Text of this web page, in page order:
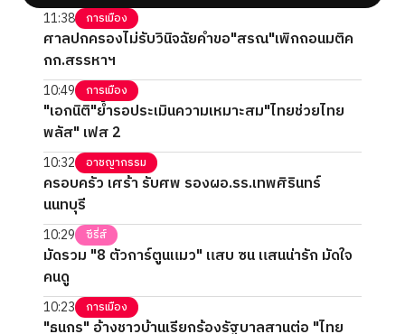
11:38 การเมือง
ศาลปกครองไม่รับวินิจฉัยคำขอ"สรณ"เพิกถอนมติค
กก.สรรหาฯ
10:49 การเมือง
"เอกนิติ"ย้ำรอประเมินความเหมาะสม"ไทยช่วยไทย
พลัส" เฟส 2
10:32 อาชญากรรม
ครอบครัว เศร้า รับศพ รองผอ.รร.เทพศิรินทร์
นนทบุรี
10:29 ซีรี่ส์
มัดรวม "8 ตัวการ์ตูนแมว" แสบ ซน แสนน่ารัก มัดใจ
คนดู
10:23 การเมือง
"ธนกร" อ้างชาวบ้านเรียกร้องรัฐบาลสานต่อ "ไทย